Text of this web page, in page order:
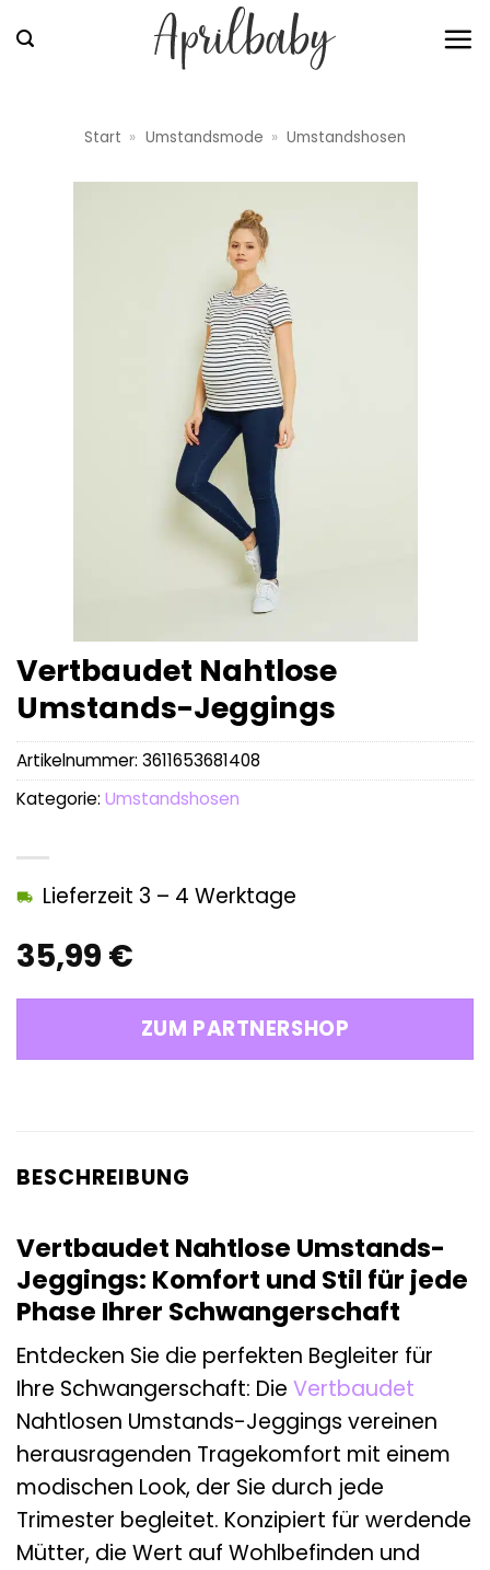
Inhalt
Start » Umstandsmode » Umstandshosen
Vertbaudet Nahtlose
Umstands-Jeggings
35,99 €
Lieferzeit 3 – 4 Werktage
ZUM PARTNERSHOP
Artikelnummer: 3611653681408
Kategorie: Umstandshosen
BESCHREIBUNG
Vertbaudet Nahtlose Umstands-
Jeggings: Komfort und Stil für jede
Phase Ihrer Schwangerschaft
Entdecken Sie die perfekten Begleiter für
Ihre Schwangerschaft: Die Vertbaudet
Nahtlosen Umstands-Jeggings vereinen
herausragenden Tragekomfort mit einem
modischen Look, der Sie durch jede
Trimester begleitet. Konzipiert für werdende
Mütter, die Wert auf Wohlbefinden und